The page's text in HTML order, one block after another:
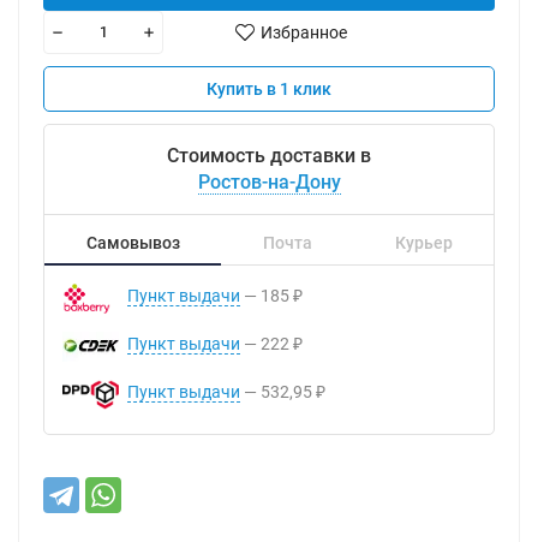
Избранное
Купить в 1 клик
Стоимость доставки в
Ростов-на-Дону
Самовывоз Почта Курьер
Пункт выдачи 185 ₽
Пункт выдачи 222 ₽
Пункт выдачи 532,95 ₽